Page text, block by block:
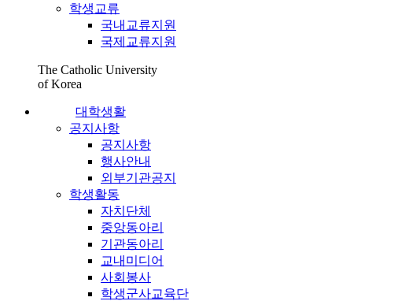
학생교류
국내교류지원
국제교류지원
The Catholic University
of Korea
대학생활
공지사항
공지사항
행사안내
외부기관공지
학생활동
자치단체
중앙동아리
기관동아리
교내미디어
사회봉사
학생군사교육단